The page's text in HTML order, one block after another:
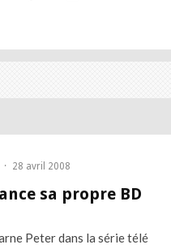
· 28 avril 2008
sa propre BD
Peter dans la série télé